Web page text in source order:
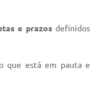
e prazosdefinidos
que está em pauta e